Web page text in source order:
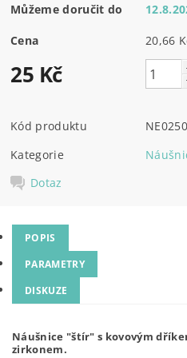
Můžeme doručit do
Cena
25 Kč
Kód produktu
Kategorie
Dotaz
POPIS
PARAMETRY
DISKUZE
Náušnice "štír" s kovovým
zirkonem.